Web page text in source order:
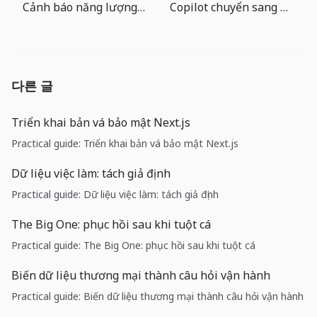
Cảnh báo năng lượng của OECD: làn sóng AI vẫn phải tôn trọng cấu trúc chi phí Copilot chuyển sang AI Credits: đội dev cần vận hành chi phí agent
다른 글
Triển khai bản vá bảo mật Next.js
Practical guide: Triển khai bản vá bảo mật Next.js
Dữ liệu việc làm: tách giả định
Practical guide: Dữ liệu việc làm: tách giả định
The Big One: phục hồi sau khi tuột cá
Practical guide: The Big One: phục hồi sau khi tuột cá
Biến dữ liệu thương mại thành câu hỏi vận hành
Practical guide: Biến dữ liệu thương mại thành câu hỏi vận hành